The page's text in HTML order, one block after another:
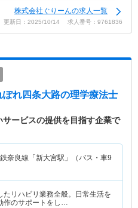
株式会社ぐりーんの求人一覧
更新日：2025/10/14 求人番号：9761836
ぽれ四条大路の理学療法士
ービスの提供を目指す企業で
奈良線「新大宮駅」（バス・車9
たリハビリ業務全般。日常生活を
作のサポートをし…